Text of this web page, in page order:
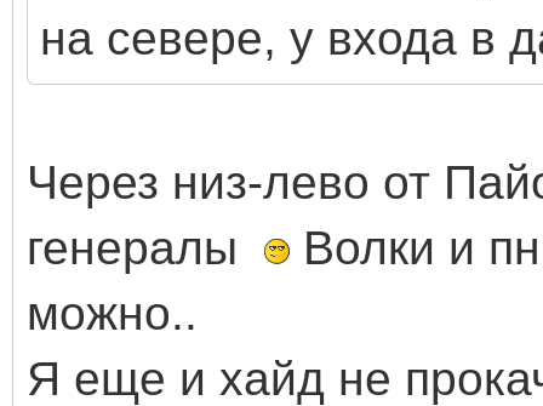
на севере, у входа в
Через низ-лево от
генералы
Волки и
можно..
Я еще и хайд не